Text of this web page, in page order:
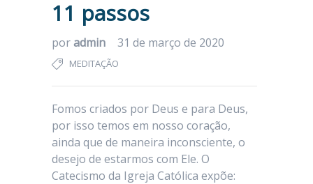
11 passos
poradmin 31 de março de 2020
MEDITAÇÃO
Fomos criados por Deus e para Deus,
por isso temos em nosso coração,
ainda que de maneira inconsciente, o
desejo de estarmos com Ele. O
Catecismo da Igreja Católica expõe: